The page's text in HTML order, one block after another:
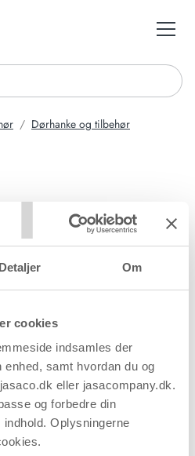
Detaljer Om
cookies
indsamles der
samt hvordan du og
eller jasacompany.dk.
og forbedre din
Oplysningerne
Dørhanke og tilbehør
- Ø25 mm -